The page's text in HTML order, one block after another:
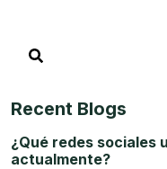
Recent Blogs
¿Qué redes sociales
actualmente?